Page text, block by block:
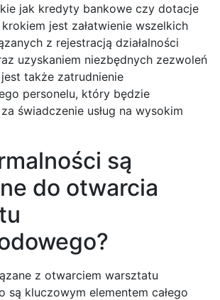
jak kredyty bankowe czy dotacje
jest załatwienie wszelkich
z rejestracją działalności
uzyskaniem niezbędnych zezwoleń
także zatrudnienie
personelu, który będzie
świadczenie usług na wysokim
są
do otwarcia
z otwarciem warsztatu
są kluczowym elementem całego